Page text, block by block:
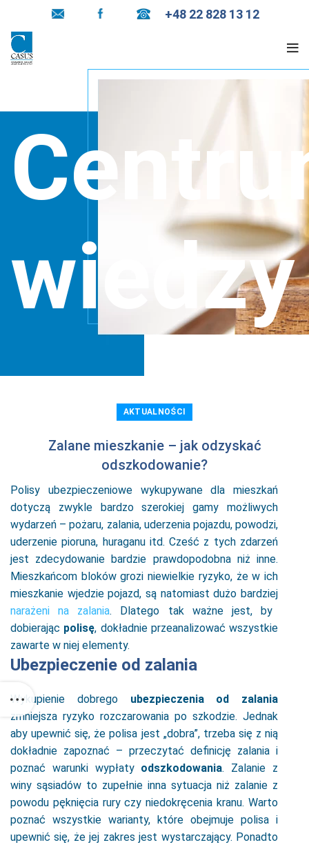
+48 22 828 13 12
wiedzy
AKTUALNOŚCI
Zalane mieszkanie – jak odzyskać
odszkodowanie?
Polisy ubezpieczeniowe wykupywane dla mieszkań
dotyczą zwykle bardzo szerokiej gamy możliwych
wydarzeń – pożaru, zalania, uderzenia pojazdu, powodzi,
uderzenie pioruna, huraganu itd. Cześć z tych zdarzeń
jest zdecydowanie bardzie prawdopodobna niż inne.
Mieszkańcom bloków grozi niewielkie ryzyko, że w ich
mieszkanie wjedzie pojazd, są natomiast dużo bardziej
narażeni na zalania. Dlatego tak ważne jest, by
dobierając polisę, dokładnie przeanalizować wszystkie
zawarte w niej elementy.
Ubezpieczenie od zalania
Wykupienie dobrego ubezpieczenia od zalania
zmniejsza ryzyko rozczarowania po szkodzie. Jednak
aby upewnić się, że polisa jest „dobra”, trzeba się z nią
dokładnie zapoznać – przeczytać definicję zalania i
poznać warunki wypłaty odszkodowania. Zalanie z
winy sąsiadów to zupełnie inna sytuacja niż zalanie z
powodu pęknięcia rury czy niedokręcenia kranu. Warto
poznać wszystkie warianty, które obejmuje polisa i
upewnić się, że jej zakres jest wystarczający. Ponadto